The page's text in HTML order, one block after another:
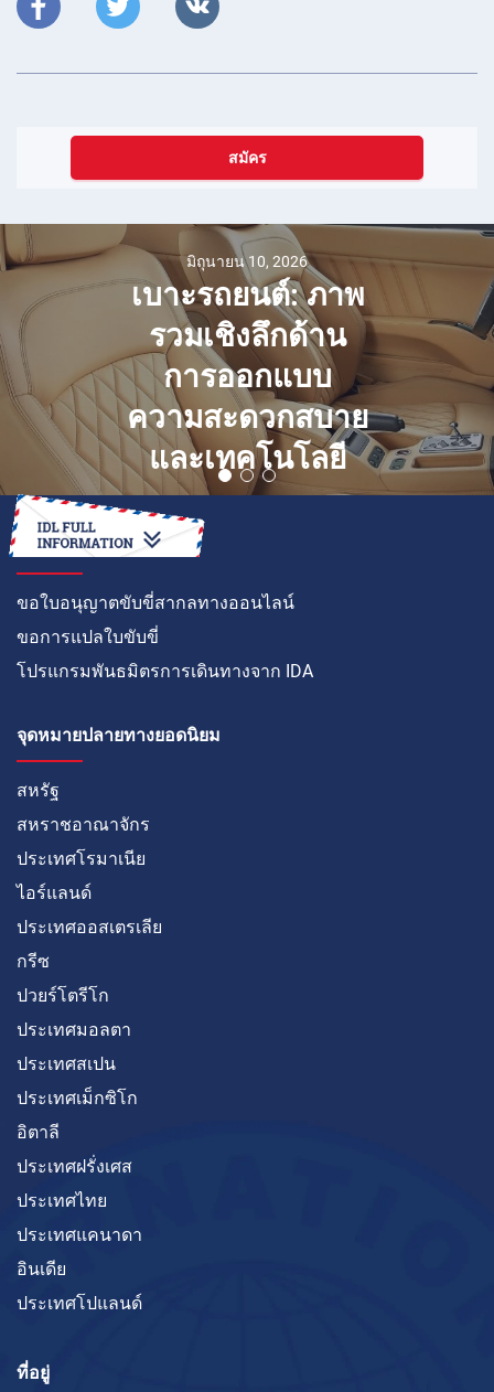
สมัคร
มิถุนายน 10, 2026
เบาะรถยนต์: ภาพ
รวมเชิงลึกด้าน
การออกแบบ
ความสะดวกสบาย
และเทคโนโลยี
วิธีการ
ขอใบอนุญาตขับขี่สากลทางออนไลน์
ขอการแปลใบขับขี่
โปรแกรมพันธมิตรการเดินทางจาก IDA
จุดหมายปลายทางยอดนิยม
สหรัฐ
สหราชอาณาจักร
ประเทศโรมาเนีย
ไอร์แลนด์
ประเทศออสเตรเลีย
กรีซ
ปวยร์โตรีโก
ประเทศมอลตา
ประเทศสเปน
ประเทศเม็กซิโก
อิตาลี
ประเทศฝรั่งเศส
ประเทศไทย
ประเทศแคนาดา
อินเดีย
ประเทศโปแลนด์
ที่อยู่